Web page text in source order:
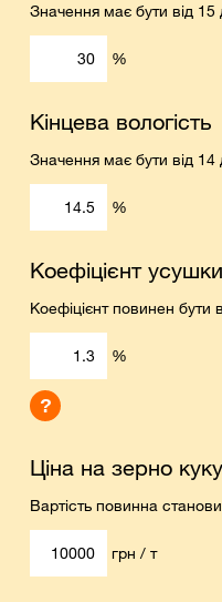
Значення має бути від
%
Кінцева вологість
Значення має бути від
%
Коефіцієнт
Коефіцієнт повинен бути
%
?
Ціна на зерно
Вартість повинна
грн / т